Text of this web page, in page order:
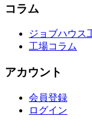
コラム
ジョブハウス
工場コラム
アカウント
会員登録
ログイン